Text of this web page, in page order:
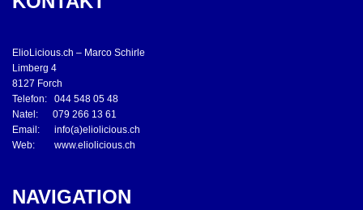
ElioLicious.ch – Marco Schirle
Limberg 4
8127 Forch
Telefon: 044 548 05 48
Natel: 079 266 13 61
Email: info(a)eliolicious.ch
Web: www.eliolicious.ch
NAVIGATION